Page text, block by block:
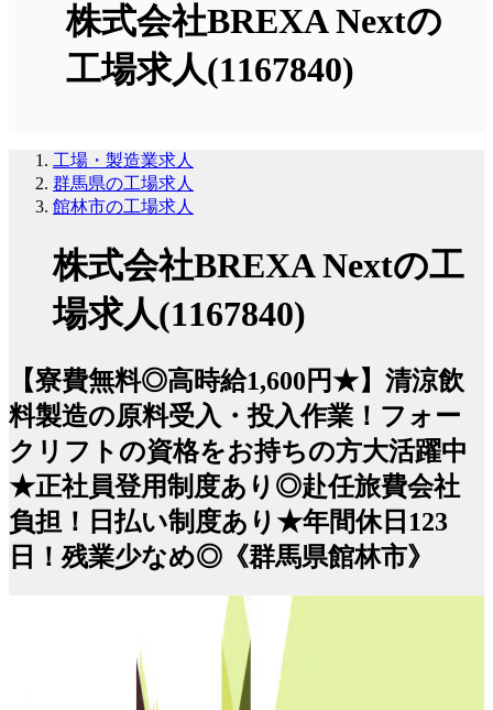
株式会社BREXA Nextの
工場求人(1167840)
工場・製造業求人
群馬県の工場求人
館林市の工場求人
株式会社BREXA Nextの工
場求人(1167840)
【寮費無料◎高時給1,600円★】清涼飲
料製造の原料受入・投入作業！フォー
クリフトの資格をお持ちの方大活躍中
★正社員登用制度あり◎赴任旅費会社
負担！日払い制度あり★年間休日123
日！残業少なめ◎《群馬県館林市》